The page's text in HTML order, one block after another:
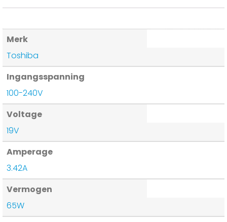
Merk
Toshiba
Ingangsspanning
100-240V
Voltage
19V
Amperage
3.42A
Vermogen
65W